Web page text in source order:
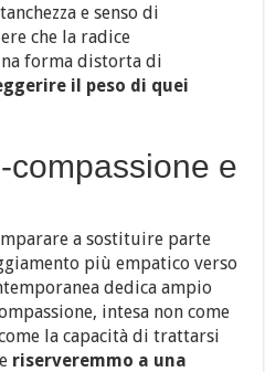
e senso di
che la radice
forma distorta di
il peso di quei
compassione e
a sostituire parte
più empatico verso
dedica ampio
intesa non come
la capacità di trattarsi
riserveremmo a una